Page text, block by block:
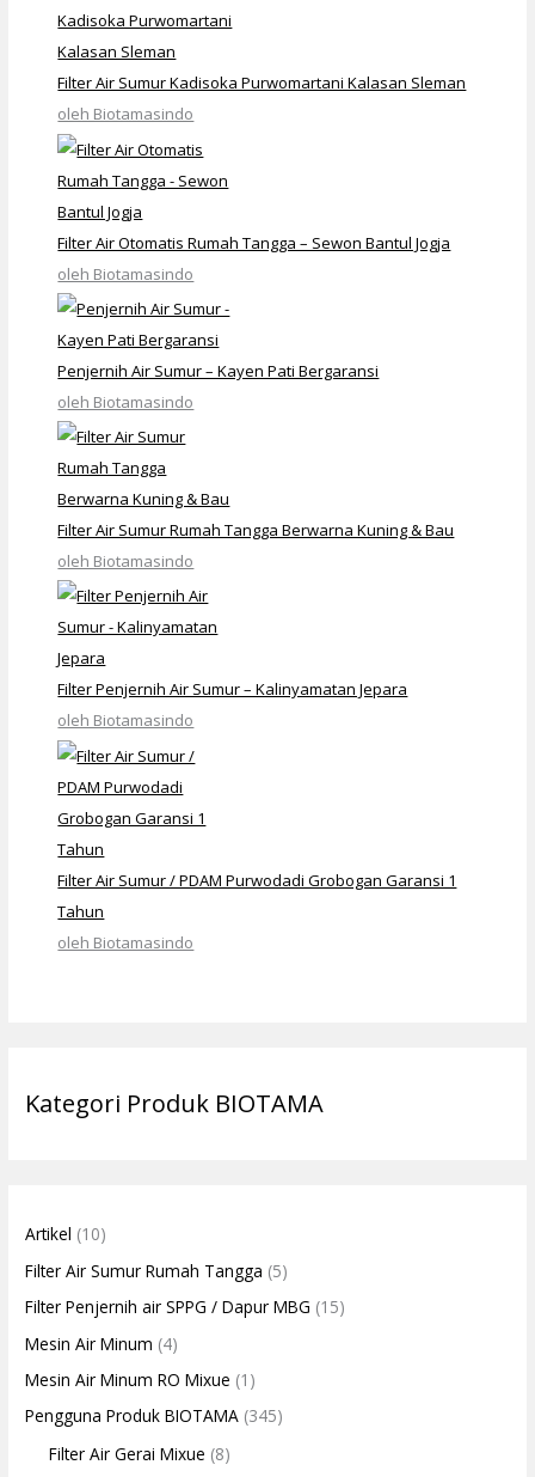
Filter Air Sumur Kadisoka Purwomartani Kalasan Sleman
oleh Biotamasindo
Filter Air Otomatis Rumah Tangga – Sewon Bantul Jogja
oleh Biotamasindo
Penjernih Air Sumur – Kayen Pati Bergaransi
oleh Biotamasindo
Filter Air Sumur Rumah Tangga Berwarna Kuning & Bau
oleh Biotamasindo
Filter Penjernih Air Sumur – Kalinyamatan Jepara
oleh Biotamasindo
Filter Air Sumur / PDAM Purwodadi Grobogan Garansi 1
Tahun
oleh Biotamasindo
Kategori Produk BIOTAMA
Artikel (10)
Filter Air Sumur Rumah Tangga (5)
Filter Penjernih air SPPG / Dapur MBG (15)
Mesin Air Minum (4)
Mesin Air Minum RO Mixue (1)
Pengguna Produk BIOTAMA (345)
Filter Air Gerai Mixue (8)